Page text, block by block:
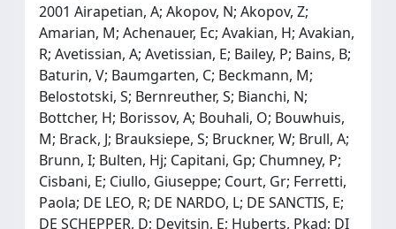
2001 Airapetian, A; Akopov, N; Akopov, Z;
Amarian, M; Achenauer, Ec; Avakian, H; Avakian,
R; Avetissian, A; Avetissian, E; Bailey, P; Bains, B;
Baturin, V; Baumgarten, C; Beckmann, M;
Belostotski, S; Bernreuther, S; Bianchi, N;
Bottcher, H; Borissov, A; Bouhali, O; Bouwhuis,
M; Brack, J; Brauksiepe, S; Bruckner, W; Brull, A;
Brunn, I; Bulten, Hj; Capitani, Gp; Chumney, P;
Cisbani, E; Ciullo, Giuseppe; Court, Gr; Ferretti,
Paola; DE LEO, R; DE NARDO, L; DE SANCTIS, E;
DE SCHEPPER, D; Devitsin, E; Huberts, Pkad; DI